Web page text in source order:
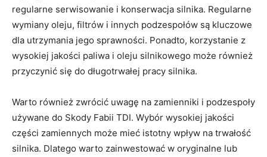
regularne serwisowanie i konserwacja silnika.⁤ Regularne
wymiany oleju, filtrów i innych⁤ podzespołów są kluczowe
⁢dla utrzymania ⁣jego sprawności. Ponadto, korzystanie z
⁤wysokiej jakości⁤ paliwa i oleju silnikowego ‍może‌ również
przyczynić się do długotrwałej pracy silnika.
Warto również zwrócić uwagę na zamienniki i podzespoły
używane‍ do Skody Fabii⁢ TDI. Wybór⁢ wysokiej jakości
części zamiennych może ⁢mieć istotny wpływ​ na trwałość
silnika. Dlatego warto⁣ zainwestować w oryginalne lub